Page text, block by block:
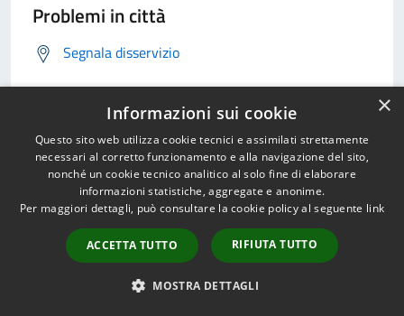
Problemi in città
Segnala disservizio
L'app di Municipium
×
Informazioni sui cookie
Questo sito web utilizza cookie tecnici e assimilati strettamente
necessari al corretto funzionamento e alla navigazione del sito,
nonché un cookie tecnico analitico al solo fine di elaborare
informazioni statistiche, aggregate e anonime.
Per maggiori dettagli, può consultare la cookie policy al seguente link
ACCETTA TUTTO RIFIUTA TUTTO
MOSTRA DETTAGLI